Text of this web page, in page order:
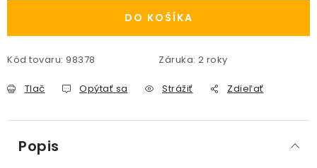
DO KOŠÍKA
Kód tovaru: 98378 Záruka: 2 roky
Tlač Opýtať sa Strážiť Zdieľať
Popis